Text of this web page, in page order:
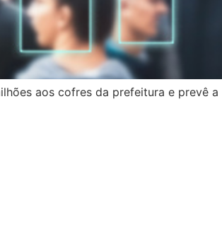
aos cofres da prefeitura e prevê